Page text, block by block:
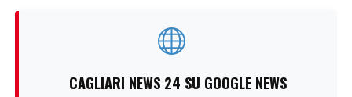
CAGLIARI NEWS 24 SU GOOGLE NEWS